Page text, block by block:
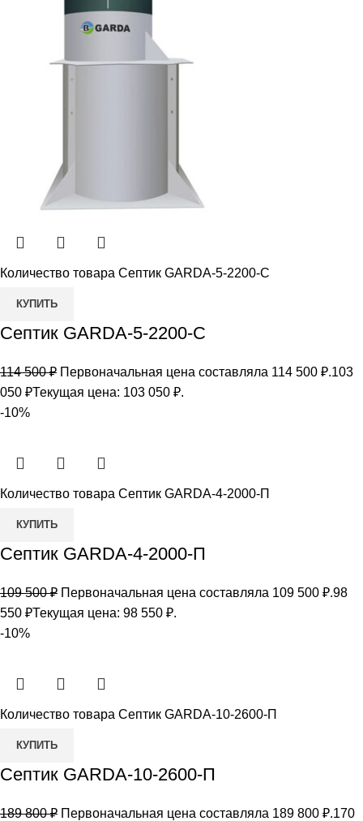
Количество товара Септик GARDA-5-2200-С
КУПИТЬ
Септик GARDA-5-2200-С
114 500₽ Первоначальная цена составляла 114 500 ₽.103
050 ₽Текущая цена: 103 050 ₽.
-10%
Количество товара Септик GARDA-4-2000-П
КУПИТЬ
Септик GARDA-4-2000-П
109 500₽ Первоначальная цена составляла 109 500 ₽.98
550 ₽Текущая цена: 98 550 ₽.
-10%
Количество товара Септик GARDA-10-2600-П
КУПИТЬ
Септик GARDA-10-2600-П
189 800₽ Первоначальная цена составляла 189 800 ₽.170